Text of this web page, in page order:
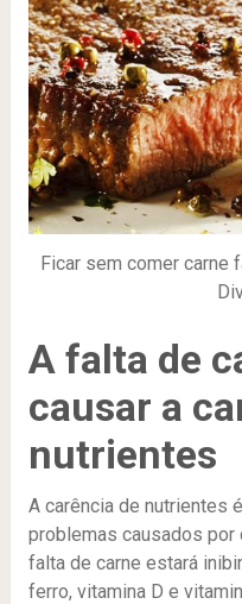
Ficar sem comer carne
A falta de
causar a
nutrientes
A carência de nutrientes
problemas causados por
falta de carne estará
ferro, vitamina D e